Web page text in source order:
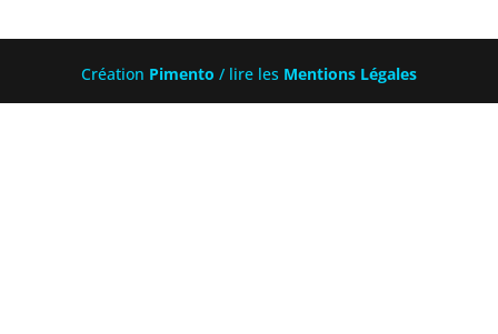
Création Pimento / lire les Mentions Légales